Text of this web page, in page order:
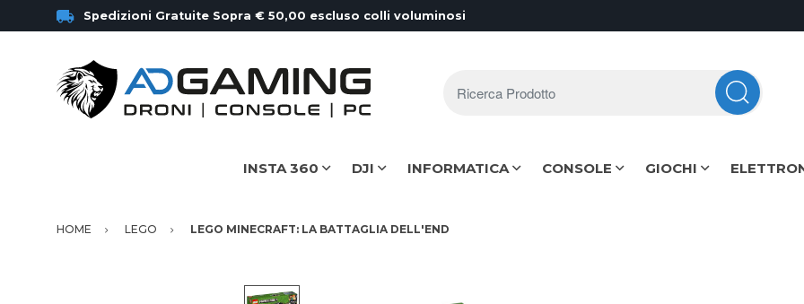
Spedizioni Gratuite Sopra € 50,00 escluso colli voluminosi
INSTA 360 DJI INFORMATICA CONSOLE GIOCHI
HOME LEGO LEGO MINECRAFT: LA BATTAGLIA DELL'END